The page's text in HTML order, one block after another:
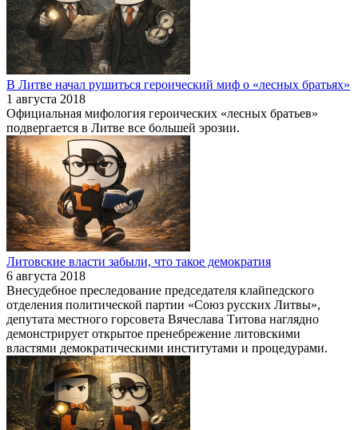
В Литве начал рушиться героический миф о «лесных братьях»
1 августа 2018
Официальная мифология героических «лесных братьев»
подвергается в Литве все большей эрозии.
Литовские власти забыли, что такое демократия
6 августа 2018
Внесудебное преследование председателя клайпедского
отделения политической партии «Союз русских Литвы»,
депутата местного горсовета Вячеслава Титова наглядно
демонстрирует открытое пренебрежение литовскими
властями демократическими институтами и процедурами.